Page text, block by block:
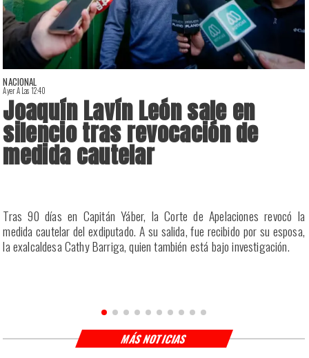
NACIONAL
Ayer A Las 12:40
Joaquín Lavín León sale en
silencio tras revocación de
medida cautelar
Tras 90 días en Capitán Yáber, la Corte de Apelaciones revocó la
medida cautelar del exdiputado. A su salida, fue recibido por su esposa,
la exalcaldesa Cathy Barriga, quien también está bajo investigación.
MÁS NOTICIAS